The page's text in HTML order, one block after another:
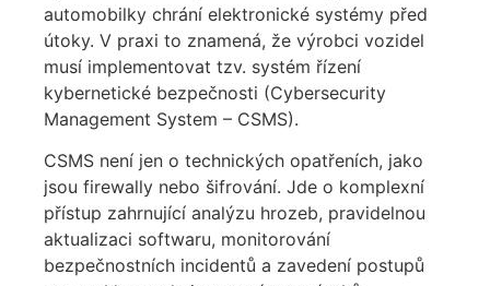
automobilky chrání elektronické systémy před
útoky. V praxi to znamená, že výrobci vozidel
musí implementovat tzv. systém řízení
kybernetické bezpečnosti (Cybersecurity
Management System – CSMS).
CSMS není jen o technických opatřeních, jako
jsou firewally nebo šifrování. Jde o komplexní
přístup zahrnující analýzu hrozeb, pravidelnou
aktualizaci softwaru, monitorování
bezpečnostních incidentů a zavedení postupů